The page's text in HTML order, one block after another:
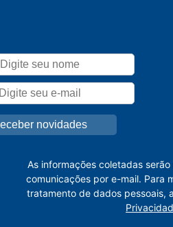
As informações coletadas
comunicações por e-mail. Para
tratamento de dados pessoais,